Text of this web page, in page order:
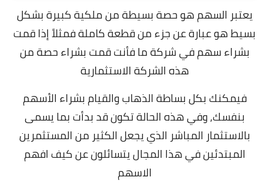
يعتبر السهم هو حصة بسيطة من ملكية كبيرة بشكل
بسيط هو عبارة عن جزء من قطعة كاملة فمثلاً إذا قمت
بشراء سهم في شركة ما فأنت قمت بشراء حصة من
هذه الشركة الاستثمارية
فيمكنك بكل بساطة الذهاب والقيام بشراء الأسهم
بنفسك, وفي هذه الحالة تكون قد بدأت بما يسمى
بالاستثمار المباشر الذي يجعل الكثير من المستثمرين
المبتدئين في هذا المجال يتسائلون عنكيف افهم
الاسهم